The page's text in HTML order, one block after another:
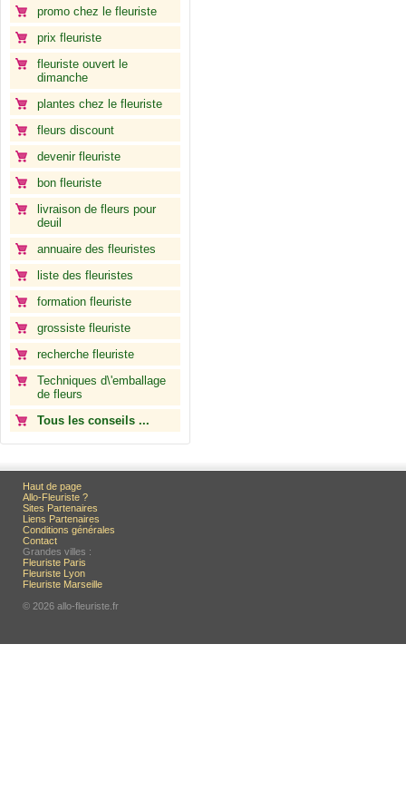
promo chez le fleuriste
prix fleuriste
fleuriste ouvert le
dimanche
plantes chez le fleuriste
fleurs discount
devenir fleuriste
bon fleuriste
livraison de fleurs pour
deuil
annuaire des fleuristes
liste des fleuristes
formation fleuriste
grossiste fleuriste
recherche fleuriste
Techniques d\'emballage
de fleurs
Tous les conseils ...
Haut de page
Allo-Fleuriste ?
Sites Partenaires
Liens Partenaires
Conditions générales
Contact
Grandes villes :
Fleuriste Paris
Fleuriste Lyon
Fleuriste Marseille
© 2026 allo-fleuriste.fr